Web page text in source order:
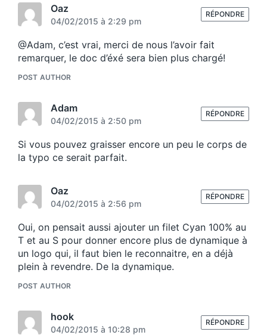
Oaz
04/02/2015 à 2:29 pm
@Adam, c’est vrai, merci de nous l’avoir fait
remarquer, le doc d’éxé sera bien plus chargé!
POST AUTHOR
RÉPONDRE
Adam
04/02/2015 à 2:50 pm
Si vous pouvez graisser encore un peu le corps de
la typo ce serait parfait.
RÉPONDRE
Oaz
04/02/2015 à 2:56 pm
Oui, on pensait aussi ajouter un filet Cyan 100% au
T et au S pour donner encore plus de dynamique à
un logo qui, il faut bien le reconnaitre, en a déjà
plein à revendre. De la dynamique.
POST AUTHOR
RÉPONDRE
hook
04/02/2015 à 10:28 pm
RÉPONDRE